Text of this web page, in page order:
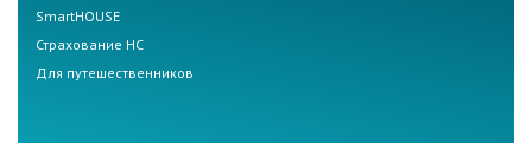
SmartHOUSE
Страхование НС
Для путешественников